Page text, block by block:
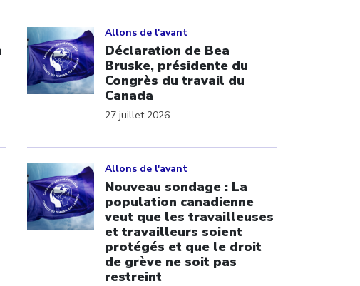
Allons de l'avant
Déclaration de Bea
Bruske, présidente du
Congrès du travail du
Canada
27 juillet 2026
Allons de l'avant
Nouveau sondage : La
population canadienne
veut que les travailleuses
et travailleurs soient
protégés et que le droit
de grève ne soit pas
restreint